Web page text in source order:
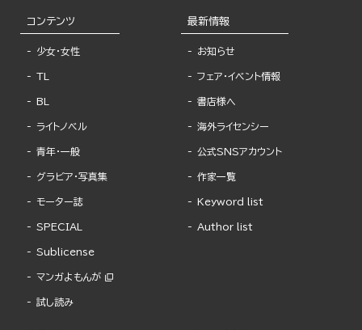
コンテンツ
少女・女性
TL
BL
ライトノベル
青年・一般
グラビア・写真集
モーター誌
SPECIAL
Sublicense
マンガよもんが
試し読み
最新情報
お知らせ
フェア・イベント情報
書店様へ
海外ライセンシー
公式SNSアカウント
作家一覧
Keyword list
Author list